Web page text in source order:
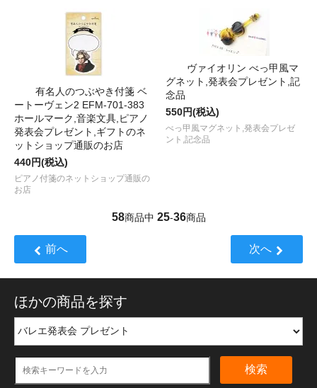
有名人のつぶやき付箋 ベ
ートーヴェン2 EFM-701-383
ホールマーク,音楽文具,ピアノ
発表会プレゼント,ギフトのネ
ットショップ通販のお店
440円(税込)
ピアノ付箋のネットショップ通販の
お店
ヴァイオリン べっ甲風マ
グネット,発表会プレゼント,記
念品
550円(税込)
べっ甲風マグネット,発表会プレゼ
ント,記念品
58商品中 25-36商品
前へ 次へ
ほかの商品を探す
検索